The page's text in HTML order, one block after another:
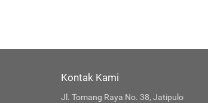
Kontak Kami
Jl. Tomang Raya No. 38, Jatipulo